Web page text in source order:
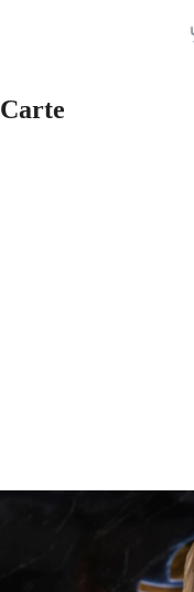
Carte